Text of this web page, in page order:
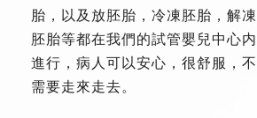
胎，以及放胚胎，冷凍胚胎，解凍
胚胎等都在我們的試管嬰兒中心内
進行，病人可以安心，很舒服，不
需要走來走去。